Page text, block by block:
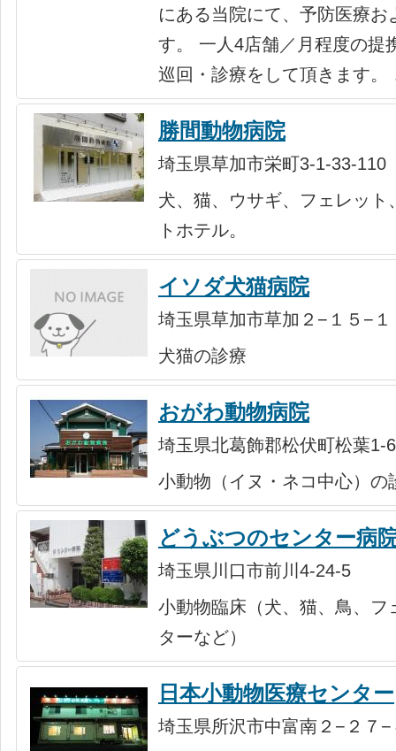
にある当院にて、予防医療
す。 一人4店舗／月程度の提
巡回・診療をして頂きます
勝間動物病院
埼玉県草加市栄町3-1-33-110
犬、猫、ウサギ、フェレッ
トホテル。
イソダ犬猫病院
埼玉県草加市草加２−１５−１
犬猫の診療
おがわ動物病院
埼玉県北葛飾郡松伏町松葉1-
小動物（イヌ・ネコ中心）の
どうぶつのセンター病
埼玉県川口市前川4-24-5
小動物臨床（犬、猫、鳥、
ターなど）
日本小動物医療センター
埼玉県所沢市中富南２−２７−